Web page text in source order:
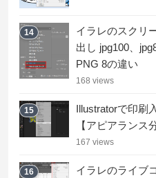
14
イラレのスクリ
出し jpg100、
PNG 8の違い
168 views
15
Illustratorで印刷
【アピアランス
167 views
16
イラレのライブ